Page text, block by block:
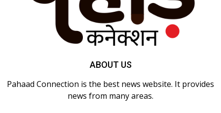
ABOUT US
Pahaad Connection is the best news website. It provides
news from many areas.